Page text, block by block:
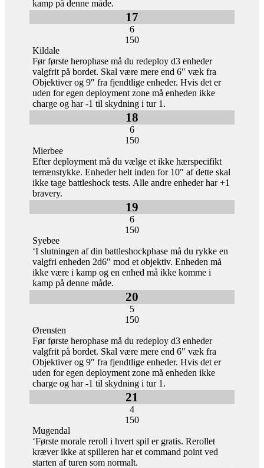
kamp på denne måde.
17
6
150
Kildale
Før første herophase må du redeploy d3 enheder
valgfrit på bordet. Skal være mere end 6″ væk fra
Objektiver og 9″ fra fjendtlige enheder. Hvis det er
uden for egen deployment zone må enheden ikke
charge og har -1 til skydning i tur 1.
18
6
150
Mierbee
Efter deployment må du vælge et ikke hærspecifikt
terrænstykke. Enheder helt inden for 10″ af dette skal
ikke tage battleshock tests. Alle andre enheder har +1
bravery.
19
6
150
Syebee
‘I slutningen af din battleshockphase må du rykke en
valgfri enheden 2d6″ mod et objektiv. Enheden må
ikke være i kamp og en enhed må ikke komme i
kamp på denne måde.
20
5
150
Ørensten
Før første herophase må du redeploy d3 enheder
valgfrit på bordet. Skal være mere end 6″ væk fra
Objektiver og 9″ fra fjendtlige enheder. Hvis det er
uden for egen deployment zone må enheden ikke
charge og har -1 til skydning i tur 1.
21
4
150
Mugendal
‘Første morale reroll i hvert spil er gratis. Rerollet
kræver ikke at spilleren har et command point ved
starten af turen som normalt.